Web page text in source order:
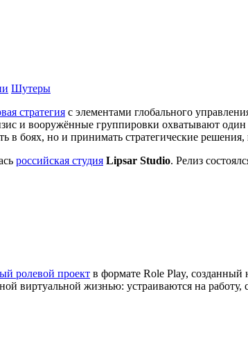
Шутеры
стратегия с элементами глобального
и вооружённые группировки охватывают
в боях, но и принимать стратегические
российская студия Lipsar Studio. Релиз
ролевой проект в формате Role Play, созданный
виртуальной жизнью: устраиваются на работу,